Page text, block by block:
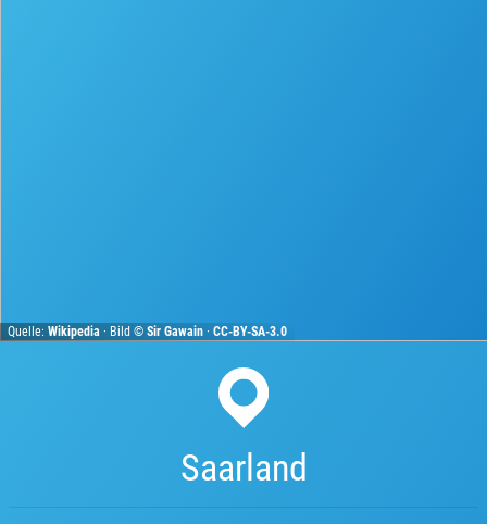
Quelle:Wikipedia · Bild ©Sir Gawain ·CC-BY-SA-3.0
Saarland